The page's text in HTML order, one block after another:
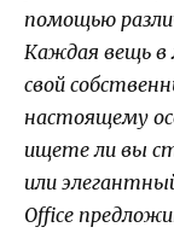
помощью
Каждая вещь в
свой
настоящему
ищете ли вы
или
Office